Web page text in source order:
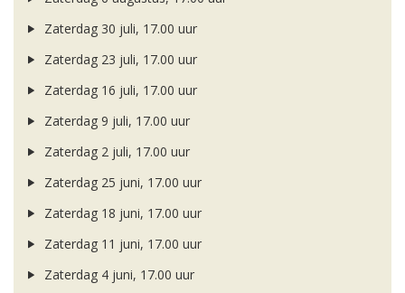
Zaterdag 30 juli, 17.00 uur
Zaterdag 23 juli, 17.00 uur
Zaterdag 16 juli, 17.00 uur
Zaterdag 9 juli, 17.00 uur
Zaterdag 2 juli, 17.00 uur
Zaterdag 25 juni, 17.00 uur
Zaterdag 18 juni, 17.00 uur
Zaterdag 11 juni, 17.00 uur
Zaterdag 4 juni, 17.00 uur